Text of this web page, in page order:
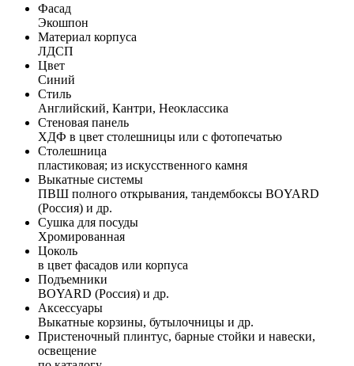
Фасад
Экошпон
Материал корпуса
ЛДСП
Цвет
Синий
Стиль
Английский, Кантри, Неоклассика
Стеновая панель
ХДФ в цвет столешницы или с фотопечатью
Столешница
пластиковая; из искусственного камня
Выкатные системы
ПВШ полного открывания, тандембоксы BOYARD
(Россия) и др.
Сушка для посуды
Хромированная
Цоколь
в цвет фасадов или корпуса
Подъемники
BOYARD (Россия) и др.
Аксессуары
Выкатные корзины, бутылочницы и др.
Пристеночный плинтус, барные стойки и навески,
освещение